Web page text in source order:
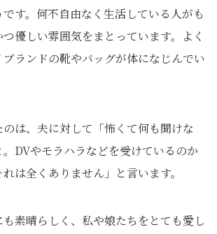
す。何不自由なく生活している人がも
優しい雰囲気をまとっています。よく
ランドの靴やバッグが体になじんでい
は、夫に対して「怖くて何も聞けな
DVやモラハラなどを受けているのか
は全くありません」と言います。
も素晴らしく、私や娘たちをとても愛し